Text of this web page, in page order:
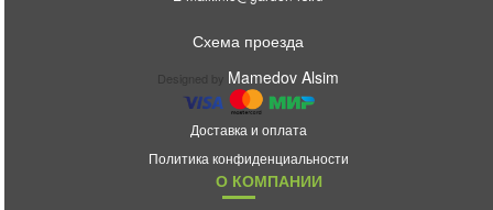
Схема проезда
Designed by Mamedov Alsim
Доставка и оплата
Политика конфиденциальности
О КОМПАНИИ